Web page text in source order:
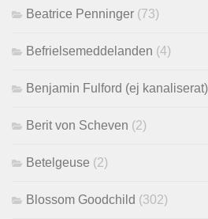
Beatrice Penninger (73)
Befrielsemeddelanden (4)
Benjamin Fulford (ej kanaliserat)
Berit von Scheven (2)
Betelgeuse (2)
Blossom Goodchild (302)